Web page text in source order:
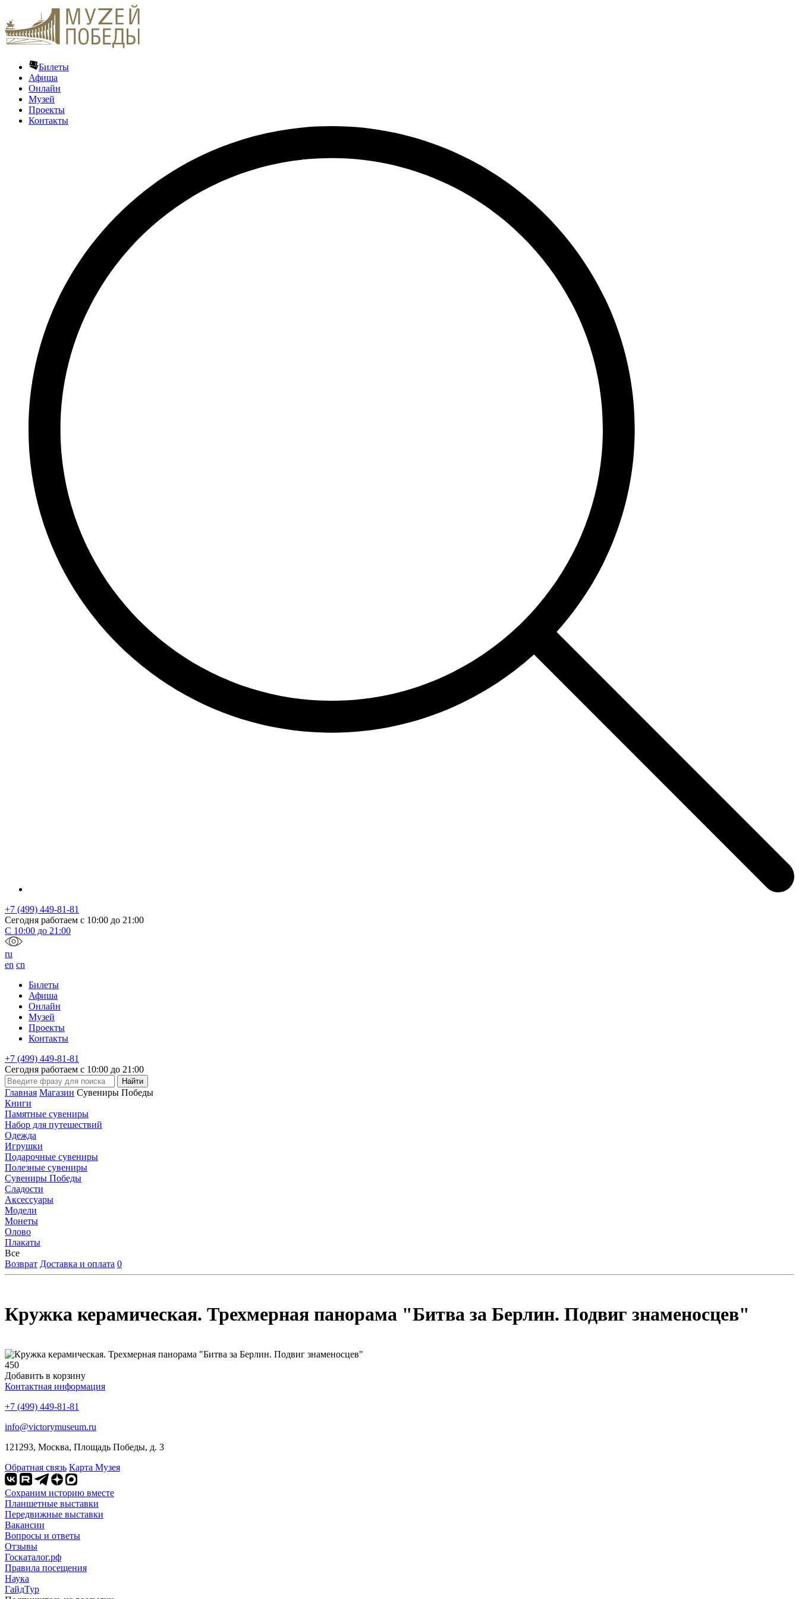
Билеты
Афиша
Онлайн
Музей
Проекты
Контакты
+7 (499) 449-81-81
Сегодня работаем с 10:00 до 21:00
С 10:00 до 21:00
ru
en cn
Билеты
Афиша
Онлайн
Музей
Проекты
Контакты
+7 (499) 449-81-81
Сегодня работаем с 10:00 до 21:00
Главная Магазин Сувениры Победы
Книги
Памятные сувениры
Набор для путешествий
Одежда
Игрушки
Подарочные сувениры
Полезные сувениры
Сувениры Победы
Сладости
Аксессуары
Модели
Монеты
Олово
Плакаты
Все
Возврат Доставка и оплата 0
Кружка керамическая. Трехмерная панорама "Битва за Берлин. Подвиг знаменосцев"
450
Добавить в корзину
Контактная информация
+7 (499) 449-81-81
info@victorymuseum.ru
121293, Москва, Площадь Победы, д. 3
Обратная связь Карта Музея
Сохраним историю вместе
Планшетные выставки
Передвижные выставки
Вакансии
Вопросы и ответы
Отзывы
Госкаталог.рф
Правила посещения
Наука
ГайдТур